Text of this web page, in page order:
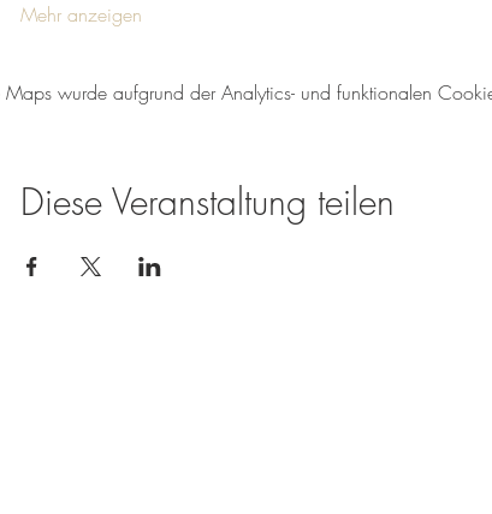
Mehr anzeigen
wurde aufgrund der Analytics- und funktionalen
Diese Veranstaltung teilen